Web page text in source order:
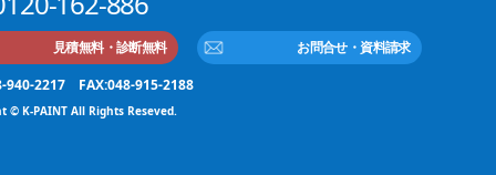
見積無料・診断無料
お問合せ・資料請求
940-2217 FAX:048-915-2188
© K-PAINT All Rights Reseved.